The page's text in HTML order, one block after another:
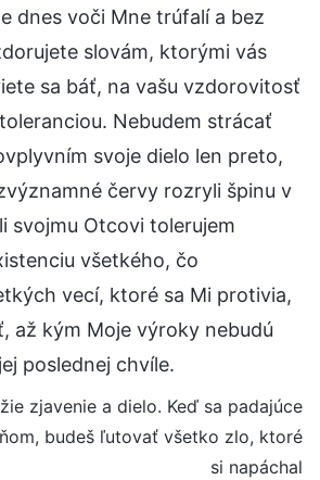
dnes voči Mne trúfalí a bez
slovám, ktorými vás
sa báť, na vašu vzdorovitosť
Nebudem strácať
svoje dielo len preto,
červy rozryli špinu v
svojmu Otcovi tolerujem
všetkého, čo
vecí, ktoré sa Mi protivia,
až kým Moje výroky nebudú
poslednej chvíle.
zjavenie a dielo. Keď sa padajúce
budeš ľutovať všetko zlo, ktoré
si napáchal